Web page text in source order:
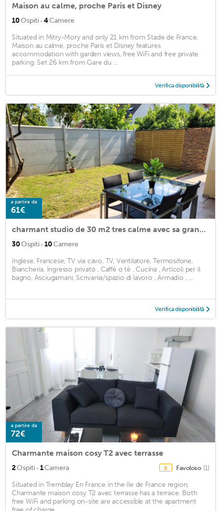
Maison au calme, proche Paris et Disney
10Ospiti · 4Camere
Situated in Mitry-Mory and only 21 km from Stade de France,
Maison au calme, proche Paris et Disney features
accommodation with garden views, free WiFi and free private
parking. Set 26 km from Gare du ...
Verifica disponibilità
a partire da
61€
charmant studio de 30 m2 tres calme avec sa grande belle terrasse et son jardin PRIVATIF
30Ospiti · 10Camere
Inglese, Francese, TV via cavo, TV, Ventilatore, Termosifone,
Biancheria, Ingresso privato , Caffè o tè , Cucina , Articoli per il
bagno, Asciugamani, Scrivania/spazio di lavoro , Armadio , ...
Verifica disponibilità
a partire da
72€
Charmante maison cosy T2 avec terrasse
2Ospiti · 1Camera 8 Favoloso (1)
Situated in Tremblay En France in the Ile de France region,
Charmante maison cosy T2 avec terrasse has a terrace. Both
free WiFi and parking on-site are accessible at the apartment